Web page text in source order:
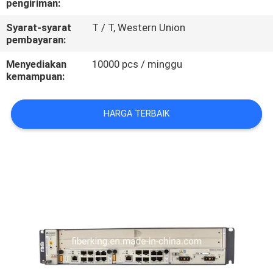
KUALITAS
HUBUNGI
KAMI
PERMINTAAN
PENAWARAN
pengiriman:
Syarat-syarat
pembayaran:
T / T, Western Union
Menyediakan
kemampuan:
10000 pcs / minggu
HARGA TERBAIK